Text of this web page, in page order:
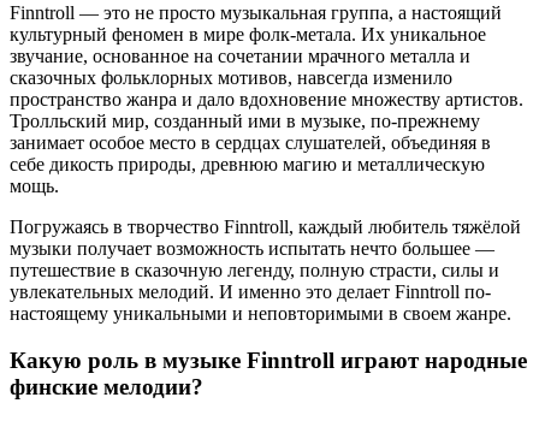
Finntroll — это не просто музыкальная группа, а настоящий
культурный феномен в мире фолк-метала. Их уникальное
звучание, основанное на сочетании мрачного металла и
сказочных фольклорных мотивов, навсегда изменило
пространство жанра и дало вдохновение множеству артистов.
Тролльский мир, созданный ими в музыке, по-прежнему
занимает особое место в сердцах слушателей, объединяя в
себе дикость природы, древнюю магию и металлическую
мощь.
Погружаясь в творчество Finntroll, каждый любитель тяжёлой
музыки получает возможность испытать нечто большее —
путешествие в сказочную легенду, полную страсти, силы и
увлекательных мелодий. И именно это делает Finntroll по-
настоящему уникальными и неповторимыми в своем жанре.
Какую роль в музыке Finntroll играют народные
финские мелодии?